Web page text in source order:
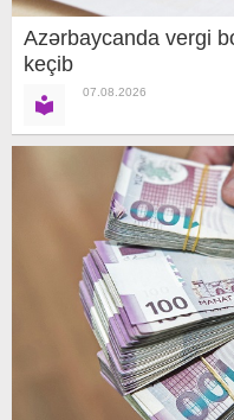
Azərbaycanda vergi
keçib
07.08.2026